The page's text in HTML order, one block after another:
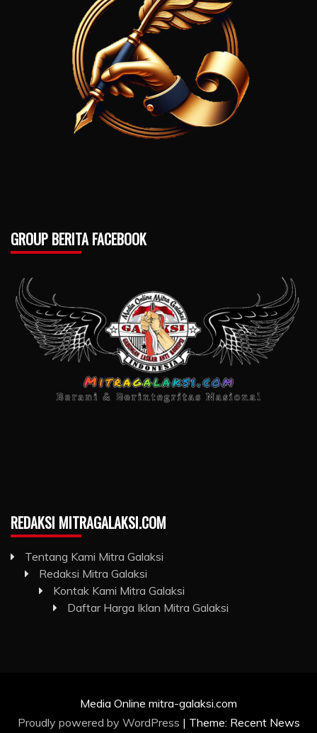
GROUP BERITA FACEBOOK
REDAKSI MITRAGALAKSI.COM
Tentang Kami Mitra Galaksi
Redaksi Mitra Galaksi
Kontak Kami Mitra Galaksi
Daftar Harga Iklan Mitra Galaksi
Media Online mitra-galaksi.com
Proudly powered by WordPress | Theme: Recent News